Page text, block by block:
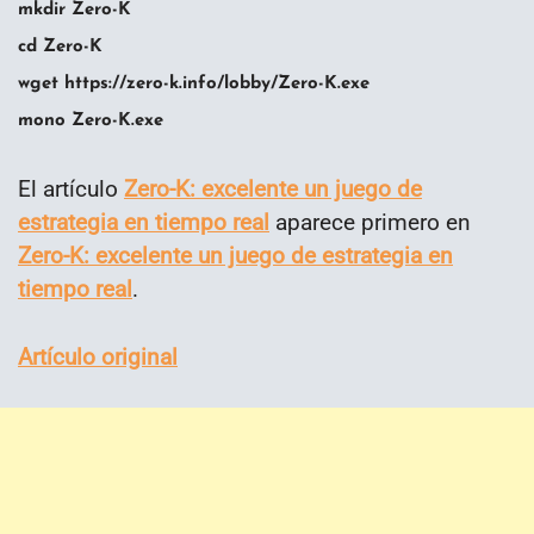
mkdir Zero-K
cd Zero-K
wget https://zero-k.info/lobby/Zero-K.exe
mono Zero-K.exe
El artículo Zero-K: excelente un juego de
estrategia en tiempo real aparece primero en
Zero-K: excelente un juego de estrategia en
tiempo real.
Artículo original